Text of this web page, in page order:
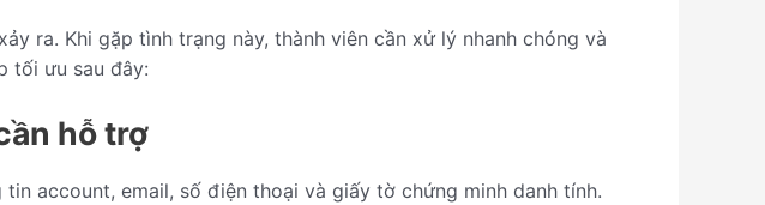
ra. Khi gặp tình trạng này, thành viên cần xử lý nhanh chóng và
tối ưu sau đây:
hỗ trợ
account, email, số điện thoại và giấy tờ chứng minh danh tính.